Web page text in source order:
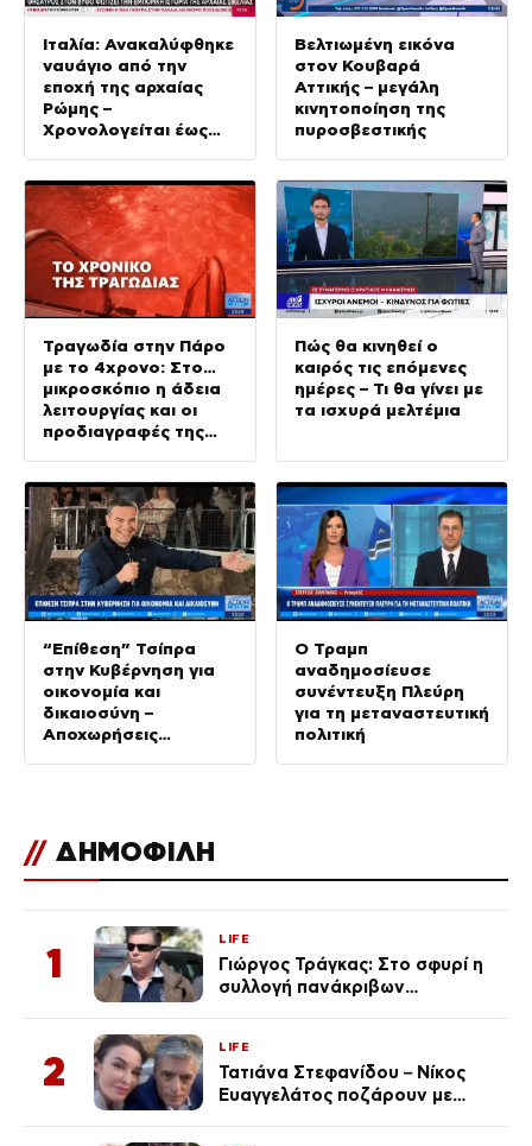
Ιταλία: Ανακαλύφθηκε
ναυάγιο από την
εποχή της αρχαίας
Ρώμης –
Χρονολογείται έως
Βελτιωμένη εικόνα
στον Κουβαρά
Αττικής – μεγάλη
κινητοποίηση της
πυροσβεστικής
Τραγωδία στην Πάρο
με το 4χρονο: Στο…
μικροσκόπιο η άδεια
λειτουργίας και οι
προδιαγραφές της
Πώς θα κινηθεί ο
καιρός τις επόμενες
ημέρες – Τι θα γίνει με
τα ισχυρά μελτέμια
“Επίθεση” Τσίπρα
στην Κυβέρνηση για
οικονομία και
δικαιοσύνη –
Αποχωρήσεις
Ο Τραμπ
αναδημοσίευσε
συνέντευξη Πλεύρη
για τη μεταναστευτική
πολιτική
// ΔΗΜΟΦΙΛΗ
1
LIFE
Γιώργος Τράγκας: Στο σφυρί η
συλλογή πανάκριβων
2
LIFE
Τατιάνα Στεφανίδου – Νίκος
Ευαγγελάτος ποζάρουν με